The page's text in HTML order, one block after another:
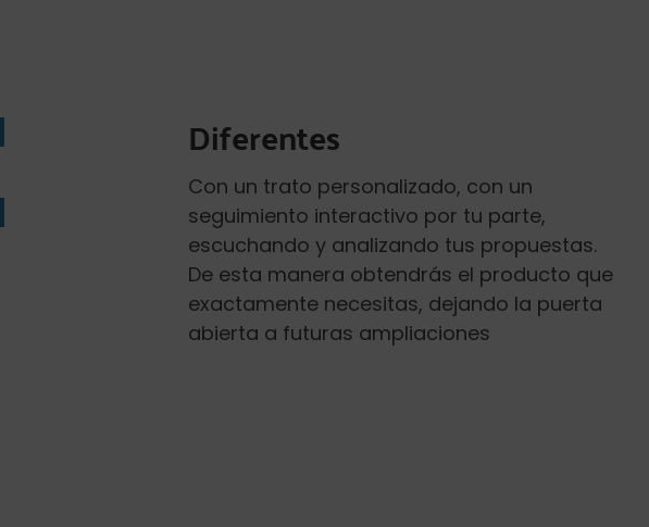
Diferentes
Con un trato personalizado, con un
seguimiento interactivo por tu parte,
escuchando y analizando tus propuestas.
De esta manera obtendrás el producto que
exactamente necesitas, dejando la puerta
abierta a futuras ampliaciones